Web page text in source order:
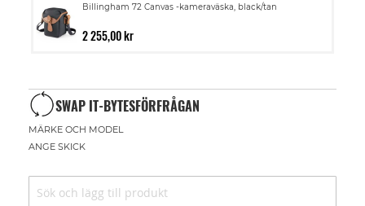
Billingham 72 Canvas -kameraväska, black/tan
2 255,00 kr
SWAP IT-BYTESFÖRFRÅGAN
MÄRKE OCH MODEL
ANGE SKICK